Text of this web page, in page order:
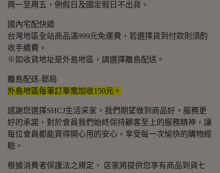
周一至周五，例假日及國定假日不出貨。
國內宅配快遞
台灣地區全站商品滿999元免運費，若選擇貨到付款則須酌
收手續費。
※如收貨地址是外島地區，請選擇離島配送。
離島配送-郵局
外島地區每筆訂單需加收150元。
感謝您選擇SHCJ生活采家，我們期望做到商品好，服務更
好的承諾，對於會員我們始終保持顧客至上的服務精神，讓
每位會員都能買得開心用的安心，享受每一次愉快的購物經
驗。
根據消費者保護法之規定， 店家將提供您享有商品到貨七